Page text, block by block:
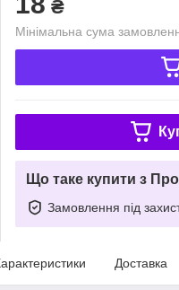
₴
Мінімальна сума
Що таке купити з
Замовлення під
Доставка